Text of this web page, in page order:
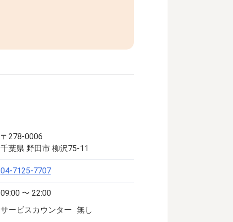
〒278-0006
千葉県 野田市 柳沢75-11
04-7125-7707
09:00 〜 22:00
サービスカウンター 無し